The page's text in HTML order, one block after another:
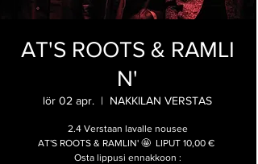
AT'S ROOTS & RAMLI
N'
lör 02 apr.
  |
NAKKILAN VERSTAS
2.4 Verstaan lavalle nousee
AT'S ROOTS & RAMLIN' 🤩 LIPUT 10,00 €
Osta lippusi ennakkoon :